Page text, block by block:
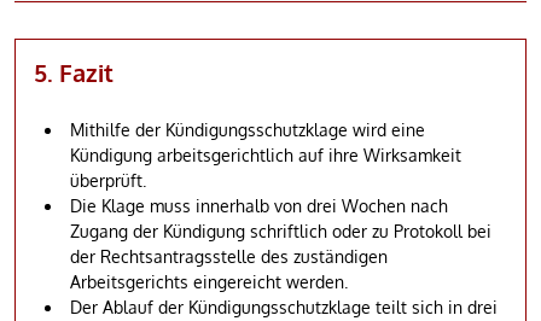
5. Fazit
Mithilfe der Kündigungsschutzklage wird eine
Kündigung arbeitsgerichtlich auf ihre Wirksamkeit
überprüft.
Die Klage muss innerhalb von drei Wochen nach
Zugang der Kündigung schriftlich oder zu Protokoll bei
der Rechtsantragsstelle des zuständigen
Arbeitsgerichts eingereicht werden.
Der Ablauf der Kündigungsschutzklage teilt sich in drei